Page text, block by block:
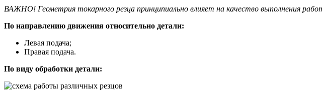
ВАЖНО! Геометрия токарного резца принципиально влияет на качество выполнения
По направлению движения относительно детали:
Левая подача;
Правая подача.
По виду обработки детали: